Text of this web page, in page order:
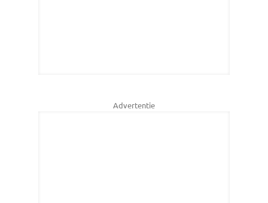
Advertentie